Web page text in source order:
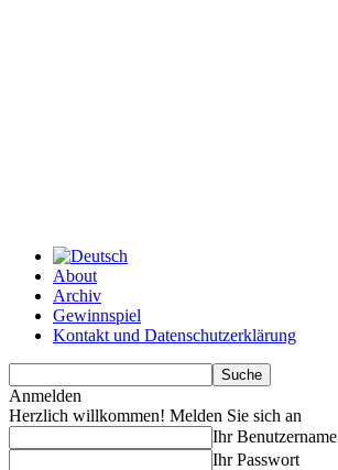
About
Archiv
Gewinnspiel
Kontakt und Datenschutzerklärung
Anmelden
Herzlich willkommen! Melden Sie sich an
Ihr Benutzername
Ihr Passwort